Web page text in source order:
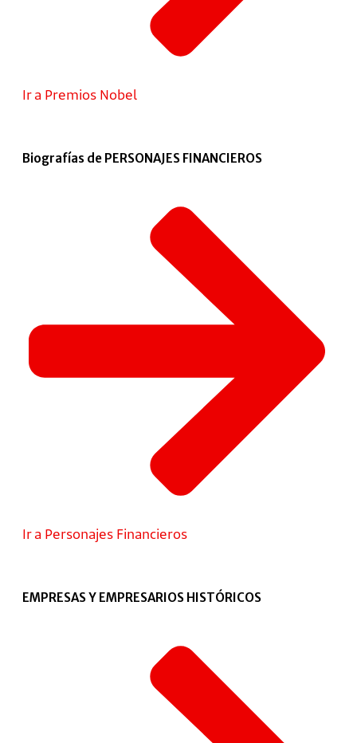
Ir a Premios Nobel
Biografías de PERSONAJES FINANCIEROS
Ir a Personajes Financieros
EMPRESAS Y EMPRESARIOS HISTÓRICOS